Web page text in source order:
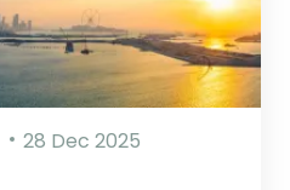
28 Dec 2025